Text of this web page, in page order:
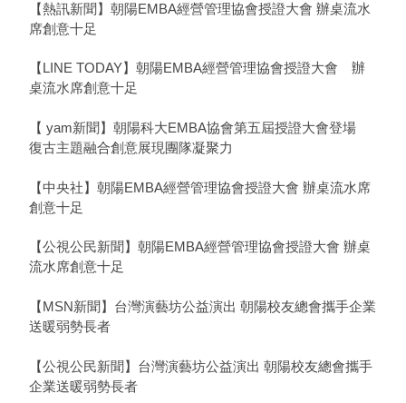
【熱訊新聞】朝陽EMBA經營管理協會授證大會 辦桌流水
席創意十足
【LINE TODAY】朝陽EMBA經營管理協會授證大會 辦
桌流水席創意十足
【 yam新聞】朝陽科大EMBA協會第五屆授證大會登場
復古主題融合創意展現團隊凝聚力
【中央社】朝陽EMBA經營管理協會授證大會 辦桌流水席
創意十足
【公視公民新聞】朝陽EMBA經營管理協會授證大會 辦桌
流水席創意十足
【MSN新聞】台灣演藝坊公益演出 朝陽校友總會攜手企業
送暖弱勢長者
【公視公民新聞】台灣演藝坊公益演出 朝陽校友總會攜手
企業送暖弱勢長者